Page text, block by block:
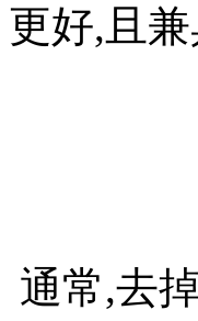
更好,且兼
通常,去